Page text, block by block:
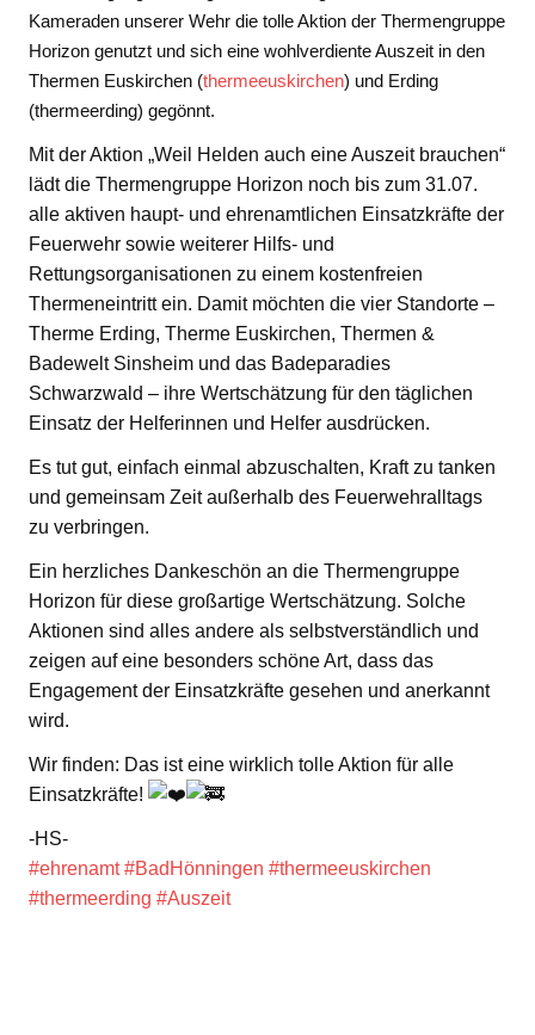
Kameraden unserer Wehr die tolle Aktion der Thermengruppe
Horizon genutzt und sich eine wohlverdiente Auszeit in den
Thermen Euskirchen (thermeeuskirchen) und Erding
(thermeerding) gegönnt.
Mit der Aktion „Weil Helden auch eine Auszeit brauchen“
lädt die Thermengruppe Horizon noch bis zum 31.07.
alle aktiven haupt- und ehrenamtlichen Einsatzkräfte der
Feuerwehr sowie weiterer Hilfs- und
Rettungsorganisationen zu einem kostenfreien
Thermeneintritt ein. Damit möchten die vier Standorte –
Therme Erding, Therme Euskirchen, Thermen &
Badewelt Sinsheim und das Badeparadies
Schwarzwald – ihre Wertschätzung für den täglichen
Einsatz der Helferinnen und Helfer ausdrücken.
Es tut gut, einfach einmal abzuschalten, Kraft zu tanken
und gemeinsam Zeit außerhalb des Feuerwehralltags
zu verbringen.
Ein herzliches Dankeschön an die Thermengruppe
Horizon für diese großartige Wertschätzung. Solche
Aktionen sind alles andere als selbstverständlich und
zeigen auf eine besonders schöne Art, dass das
Engagement der Einsatzkräfte gesehen und anerkannt
wird.
Wir finden: Das ist eine wirklich tolle Aktion für alle
Einsatzkräfte!
-HS-
#ehrenamt #BadHönningen #thermeeuskirchen
#thermeerding #Auszeit